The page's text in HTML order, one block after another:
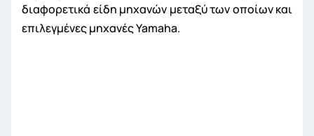
διαφορετικά είδη μηχανών μεταξύ των οποίων και
επιλεγμένες μηχανές Yamaha.